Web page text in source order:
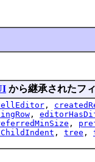
から継承されたフ
,
,
,
, tree ,